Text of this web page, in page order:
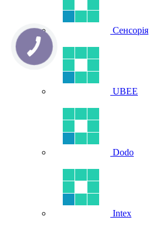
Сенсорія
UBEE
Dodo
Intex